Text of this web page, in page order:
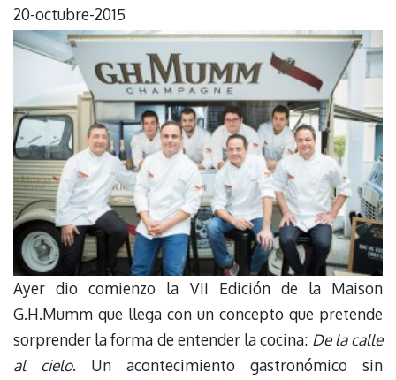
20-octubre-2015
Ayer dio comienzo la VII Edición de la Maison
G.H.Mumm que llega con un concepto que pretende
sorprender la forma de entender la cocina: De la calle
al cielo. Un acontecimiento gastronómico sin